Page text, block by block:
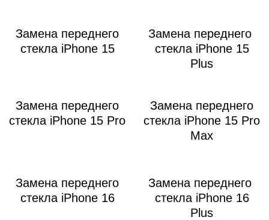
Замена переднего
стекла iPhone 15
Замена переднего
стекла iPhone 15
Plus
Замена переднего
стекла iPhone 15 Pro
Замена переднего
стекла iPhone 15 Pro
Max
Замена переднего
стекла iPhone 16
Замена переднего
стекла iPhone 16
Plus